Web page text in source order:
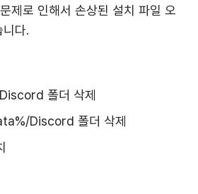
제로 인해서 손상된 설치 파일 오
다.
폴더 삭제
Discord 폴더 삭제